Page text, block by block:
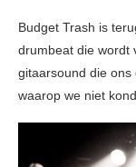
Budget Trash is
drumbeat die wordt
gitaarsound die
waarop we niet